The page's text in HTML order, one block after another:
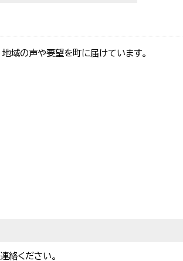
域の声や要望を町に届けています。
絡ください。